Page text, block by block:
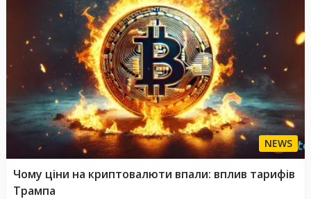
NEWS
Чому ціни на криптовалюти впали: вплив тарифів
Трампа